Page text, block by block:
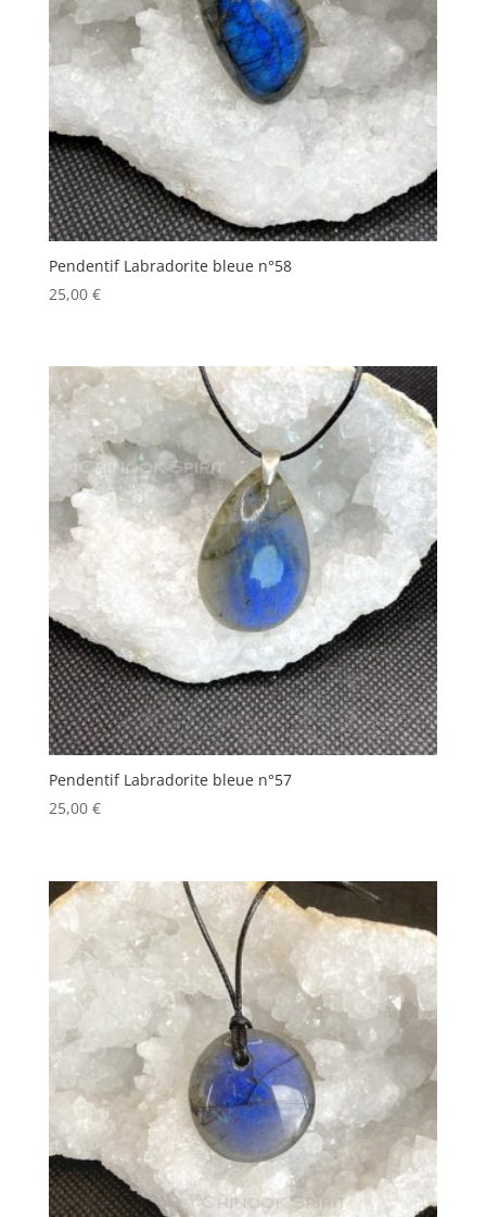
Pendentif Labradorite bleue n°58
25,00 €
Pendentif Labradorite bleue n°57
25,00 €